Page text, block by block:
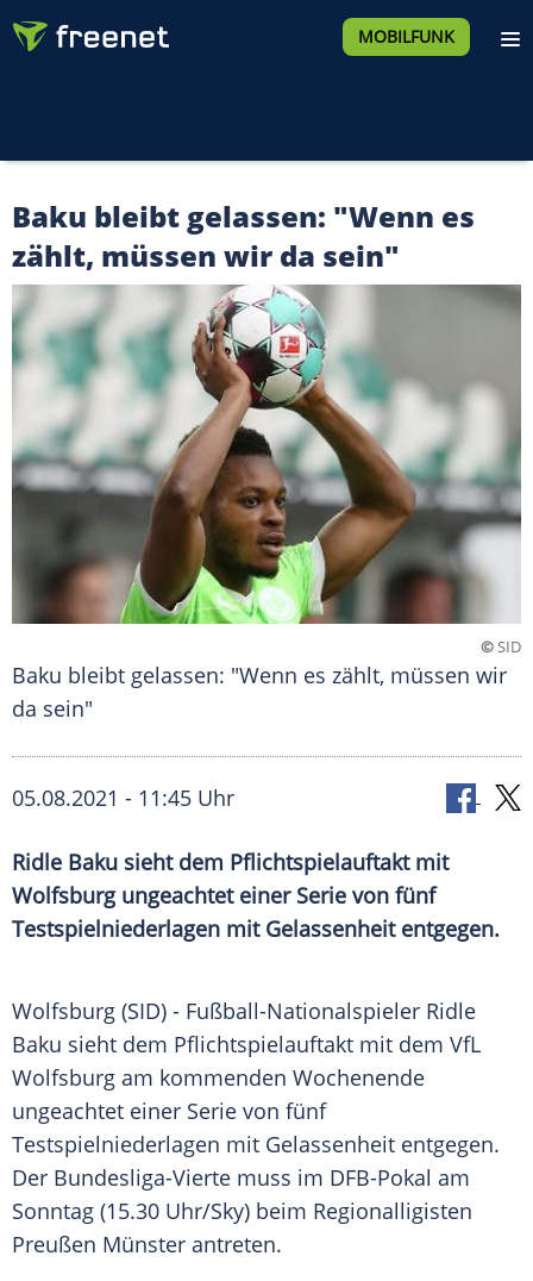
MOBILFUNK
Baku bleibt gelassen: "Wenn es
zählt, müssen wir da sein"
©SID
Baku bleibt gelassen: "Wenn es zählt, müssen wir
da sein"
05.08.2021 - 11:45 Uhr
Ridle Baku sieht dem Pflichtspielauftaktmit
Wolfsburgungeachtet einer Serie von fünf
Testspielniederlagen mit Gelassenheitentgegen.
Wolfsburg (SID) - Fußball-Nationalspieler Ridle
Baku sieht dem Pflichtspielauftakt mit dem VfL
Wolfsburg am kommenden Wochenende
ungeachtet einer Serie von fünf
Testspielniederlagen mit Gelassenheit entgegen.
Der Bundesliga-Vierte muss im DFB-Pokal am
Sonntag (15.30 Uhr/Sky) beim Regionalligisten
Preußen Münster antreten.